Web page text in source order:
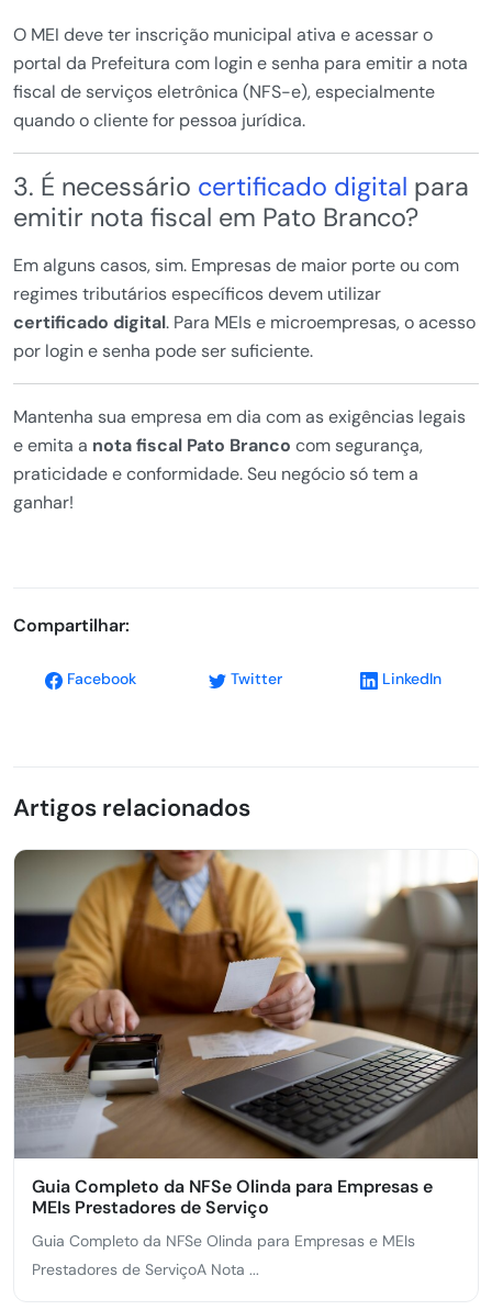
O MEI deve ter inscrição municipal ativa e acessar o
portal da Prefeitura com login e senha para emitir a nota
fiscal de serviços eletrônica (NFS-e), especialmente
quando o cliente for pessoa jurídica.
3. É necessário certificado digital para
emitir nota fiscal em Pato Branco?
Em alguns casos, sim. Empresas de maior porte ou com
regimes tributários específicos devem utilizar
certificado digital. Para MEIs e microempresas, o acesso
por login e senha pode ser suficiente.
Mantenha sua empresa em dia com as exigências legais
e emita a nota fiscal Pato Branco com segurança,
praticidade e conformidade. Seu negócio só tem a
ganhar!
Compartilhar:
Facebook Twitter LinkedIn
Artigos relacionados
Guia Completo da NFSe Olinda para Empresas e
MEIs Prestadores de Serviço
Guia Completo da NFSe Olinda para Empresas e MEIs
Prestadores de ServiçoA Nota ...